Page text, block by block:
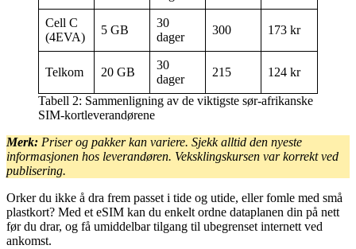
Cell C
(4EVA)
5 GB
30
dager
300 173 kr
Telkom 20 GB
30
dager
215 124 kr
Tabell 2: Sammenligning av de viktigste sør-afrikanske
SIM-kortleverandørene
Merk: Priser og pakker kan variere. Sjekk alltid den nyeste
informasjonen hos leverandøren. Veksklingskursen var korrekt ved
publisering.
Orker du ikke å dra frem passet i tide og utide, eller fomle med små
plastkort? Med et eSIM kan du enkelt ordne dataplanen din på nett
før du drar, og få umiddelbar tilgang til ubegrenset internett ved
ankomst.